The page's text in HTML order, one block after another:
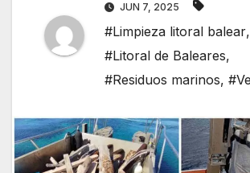
JUN 7, 2025
#Limpieza litoral balear,
#Litoral de Baleares,
#Residuos marinos,